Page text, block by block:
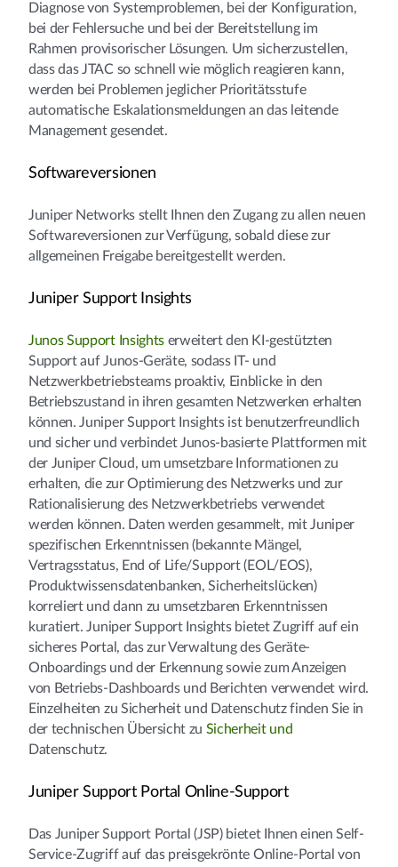
Diagnose von Systemproblemen, bei der Konfiguration,
bei der Fehlersuche und bei der Bereitstellung im
Rahmen provisorischer Lösungen. Um sicherzustellen,
dass das JTAC so schnell wie möglich reagieren kann,
werden bei Problemen jeglicher Prioritätsstufe
automatische Eskalationsmeldungen an das leitende
Management gesendet.
Softwareversionen
Juniper Networks stellt Ihnen den Zugang zu allen neuen
Softwareversionen zur Verfügung, sobald diese zur
allgemeinen Freigabe bereitgestellt werden.
Juniper Support Insights
Junos Support Insights erweitert den KI-gestützten
Support auf Junos-Geräte, sodass IT- und
Netzwerkbetriebsteams proaktiv, Einblicke in den
Betriebszustand in ihren gesamten Netzwerken erhalten
können. Juniper Support Insights ist benutzerfreundlich
und sicher und verbindet Junos-basierte Plattformen mit
der Juniper Cloud, um umsetzbare Informationen zu
erhalten, die zur Optimierung des Netzwerks und zur
Rationalisierung des Netzwerkbetriebs verwendet
werden können. Daten werden gesammelt, mit Juniper
spezifischen Erkenntnissen (bekannte Mängel,
Vertragsstatus, End of Life/Support (EOL/EOS),
Produktwissensdatenbanken, Sicherheitslücken)
korreliert und dann zu umsetzbaren Erkenntnissen
kuratiert. Juniper Support Insights bietet Zugriff auf ein
sicheres Portal, das zur Verwaltung des Geräte-
Onboardings und der Erkennung sowie zum Anzeigen
von Betriebs-Dashboards und Berichten verwendet wird.
Einzelheiten zu Sicherheit und Datenschutz finden Sie in
der technischen Übersicht zu Sicherheit und
Datenschutz.
Juniper Support Portal Online-Support
Das Juniper Support Portal (JSP) bietet Ihnen einen Self-
Service-Zugriff auf das preisgekrönte Online-Portal von